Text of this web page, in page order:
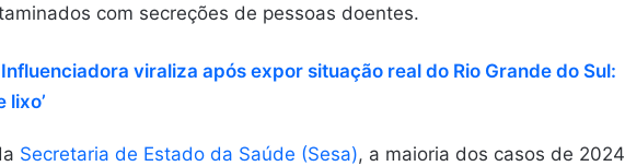
com secreções de pessoas doentes.
Influenciadora viraliza após expor situação real do Rio Grande do Sul:
lixo’
Secretaria de Estado da Saúde (Sesa), a maioria dos casos de 2024